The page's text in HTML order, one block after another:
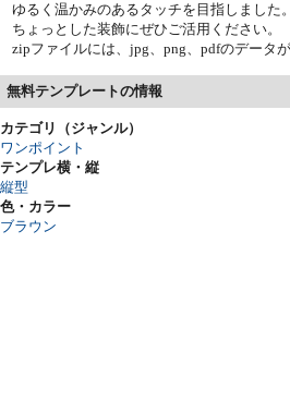
ゆるく温かみのあるタッチを目指しました。
ちょっとした装飾にぜひご活用ください。
zipファイルには、jpg、png、pdfのデータが
無料テンプレートの情報
カテゴリ（ジャンル）
ワンポイント
テンプレ横・縦
縦型
色・カラー
ブラウン